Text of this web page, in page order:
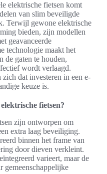
elektrische fietsen komt
van slim beveiligde
Terwijl gewone elektrische
bieden, zijn modellen
geavanceerde
technologie maakt het
de gaten te houden,
wordt verlaagd.
dat investeren in een e-
keuze is.
fietsen?
zijn ontworpen om
extra laag beveiliging.
binnen het frame van
door dieven verkleint.
varieert, maar de
gemeenschappelijke